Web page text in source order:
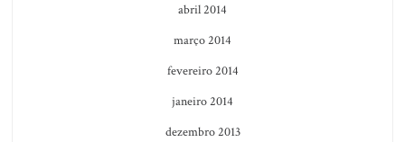
abril 2014
março 2014
fevereiro 2014
janeiro 2014
dezembro 2013